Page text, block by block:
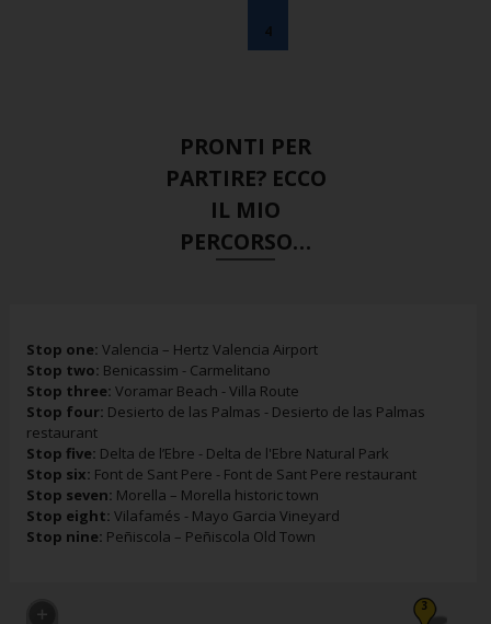
4
PRONTI PER
PARTIRE? ECCO
IL MIO
PERCORSO…
Stop one: Valencia – Hertz Valencia Airport
Stop two: Benicassim - Carmelitano
Stop three: Voramar Beach - Villa Route
Stop four: Desierto de las Palmas - Desierto de las Palmas
restaurant
Stop five: Delta de l’Ebre - Delta de l'Ebre Natural Park
Stop six: Font de Sant Pere - Font de Sant Pere restaurant
Stop seven: Morella – Morella historic town
Stop eight: Vilafamés - Mayo Garcia Vineyard
Stop nine: Peñiscola – Peñiscola Old Town
3